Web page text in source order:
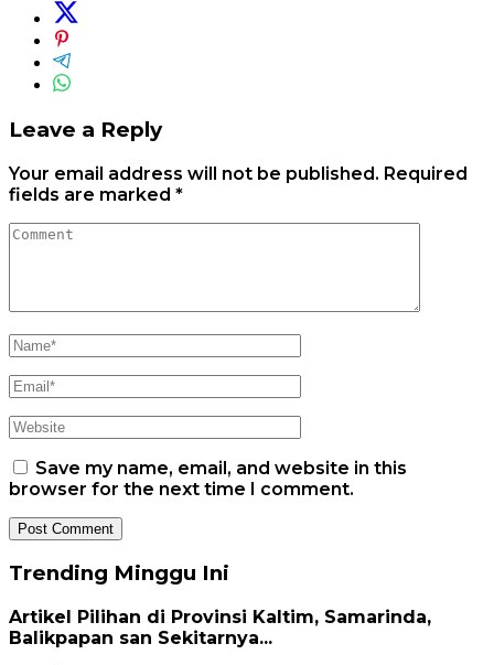
Leave a Reply
Your email address will not be published. Required
fields are marked *
Save my name, email, and website in this
browser for the next time I comment.
Trending Minggu Ini
Artikel Pilihan di Provinsi Kaltim, Samarinda,
Balikpapan san Sekitarnya...